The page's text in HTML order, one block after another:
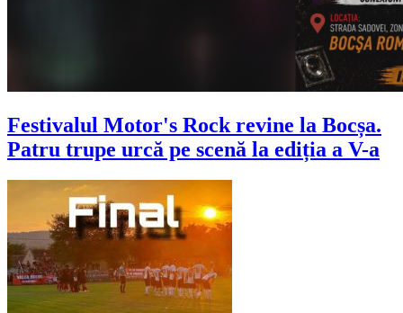
Festivalul Motor's Rock revine la Bocșa.
Patru trupe urcă pe scenă la ediția a V-a